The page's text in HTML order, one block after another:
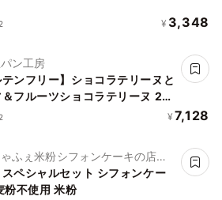
¥ 3,348
ン工房
テンフリー】ショコラテリーヌと
フルーツショコラテリーヌ 2本
¥ 7,128
ゃふぇ米粉シフォンケーキの店
ペシャルセット シフォンケー
粉不使用 米粉